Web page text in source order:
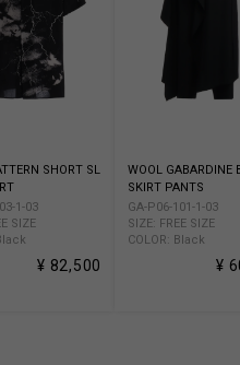
SHORT SL
1-03
SIZE
¥ 82,500
WOOL GABARDINE
SKIRT PANTS
GA-P06-101-1-03
SIZE: FREE SIZE
COLOR: Black
¥